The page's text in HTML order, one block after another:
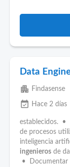
Data
apartment Findasense
event_available Hace 2 días
establecidos. •
de procesos
inteligencia
ingenieros de
• Documentar